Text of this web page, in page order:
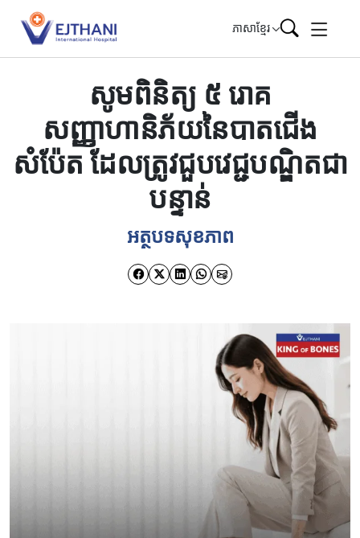
Skip to content
ភាសាខ្មែរ
សូមពិនិត្យ ៥ រោគ
សញ្ញាហានិភ័យនៃបាតជើង
សំប៉ែត ដែលត្រូវជួបវេជ្ជបណ្ឌិតជា
បន្ទាន់
អត្ថបទសុខភាព